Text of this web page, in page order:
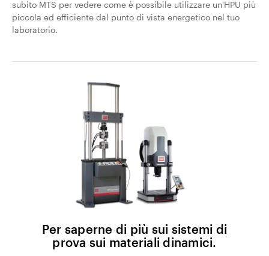
subito MTS per vedere come è possibile utilizzare un'HPU più
piccola ed efficiente dal punto di vista energetico nel tuo
laboratorio.
Per saperne di più sui sistemi di
prova sui materiali dinamici.